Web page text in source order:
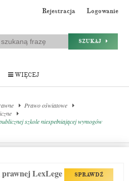
Rejestracja Logowanie
SZUKAJ
WIĘCEJ
Prawo oświatowe
szkole niespełniającej wymogów
prawnej LexLege SPRAWDŹ